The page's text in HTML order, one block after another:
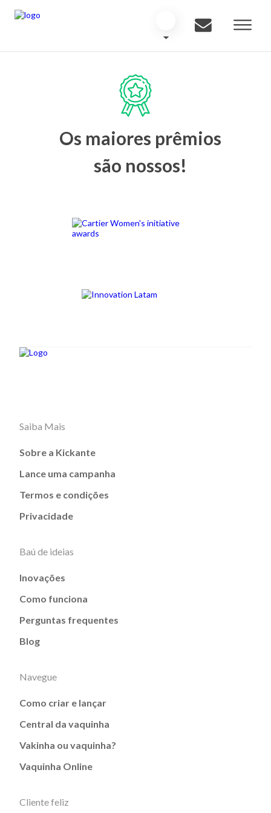
Os maiores prêmios
são nossos!
Saiba Mais
Sobre a Kickante
Lance uma campanha
Termos e condições
Privacidade
Baú de ideias
Inovações
Como funciona
Perguntas frequentes
Blog
Navegue
Como criar e lançar
Central da vaquinha
Vakinha ou vaquinha?
Vaquinha Online
Cliente feliz